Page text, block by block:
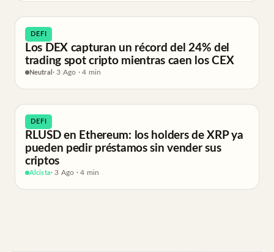
DEFI
Los DEX capturan un récord del 24% del
trading spot cripto mientras caen los CEX
Neutral · 3 Ago · 4 min
DEFI
RLUSD en Ethereum: los holders de XRP ya
pueden pedir préstamos sin vender sus
criptos
Alcista· 3 Ago · 4 min